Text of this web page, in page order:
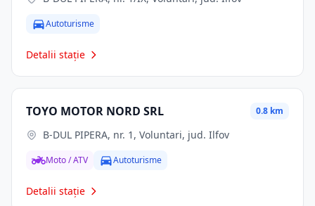
Autoturisme
Detalii stație
TOYO MOTOR NORD SRL 0.8 km
B-DUL PIPERA, nr. 1, Voluntari, jud. Ilfov
Moto / ATV Autoturisme
Detalii stație